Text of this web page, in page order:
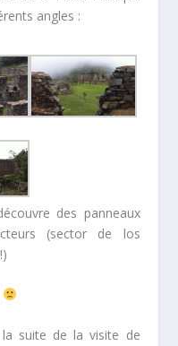
angles :
des panneaux
(sector de los
suite de la visite de